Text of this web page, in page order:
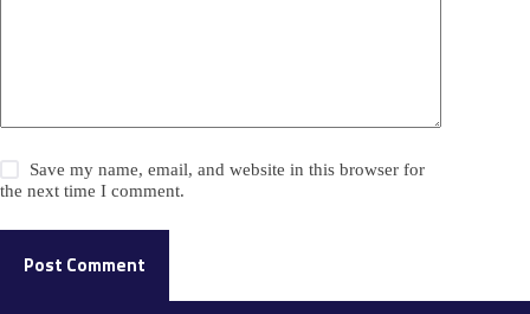
Save my name, email, and website in this browser for
the next time I comment.
Post Comment